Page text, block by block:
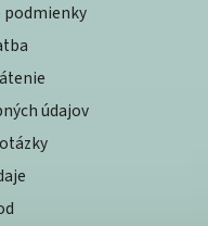
podmienky
údajov